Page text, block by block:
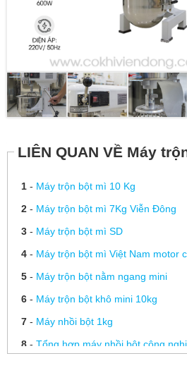
LIÊN QUAN VỀ Máy
1- Máy trộn bột mì 10 Kg
2- Máy trộn bột mì 7Kg Viễn Đông
3- Máy trộn bột mì SD
4- Máy trộn bột mì Việt Nam motor
5- Máy trộn bột nằm ngang mini
6- Máy trộn bột khô mini 10kg
7- Máy nhồi bột 1kg
8- Tổng hợp máy nhồi bột công
BÁNH
NGỌT
BAO